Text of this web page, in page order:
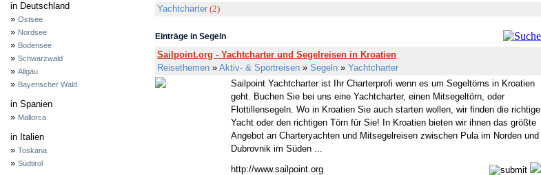
in Deutschland
» Ostsee
» Nordsee
» Bodensee
» Schwarzwald
» Allgäu
» Bayerischer Wald
in Spanien
» Mallorca
in Italien
» Toskana
» Südtirol
Yachtcharter (2)
Einträge in Segeln
Sailpoint.org - Yachtcharter und Segelreisen in Kroatien
Reisethemen » Aktiv- & Sportreisen » Segeln » Yachtcharter
Sailpoint Yachtcharter ist Ihr Charterprofi wenn es um Segeltörns in Kroatien
geht. Buchen Sie bei uns eine Yachtcharter, einen Mitsegeltörn, oder
Flottillensegeln. Wo in Kroatien Sie auch starten wollen, wir finden die richtige
Yacht oder den richtigen Törn für Sie! In Kroatien bieten wir ihnen das größte
Angebot an Charteryachten und Mitsegelreisen zwischen Pula im Norden und
Dubrovnik im Süden ...
http://www.sailpoint.org